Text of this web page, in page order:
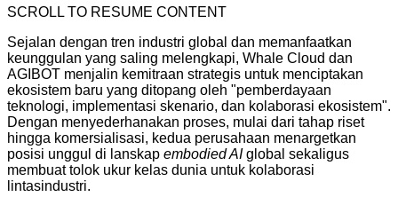
SCROLL TO RESUME CONTENT
Sejalan dengan tren industri global dan memanfaatkan
keunggulan yang saling melengkapi, Whale Cloud dan
AGIBOT menjalin kemitraan strategis untuk menciptakan
ekosistem baru yang ditopang oleh "pemberdayaan
teknologi, implementasi skenario, dan kolaborasi ekosistem".
Dengan menyederhanakan proses, mulai dari tahap riset
hingga komersialisasi, kedua perusahaan menargetkan
posisi unggul di lanskap embodied AIglobal sekaligus
membuat tolok ukur kelas dunia untuk kolaborasi
lintasindustri.